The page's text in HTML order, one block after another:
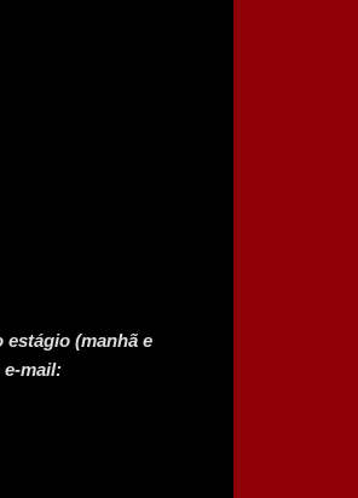
(manhã e
e-mail: